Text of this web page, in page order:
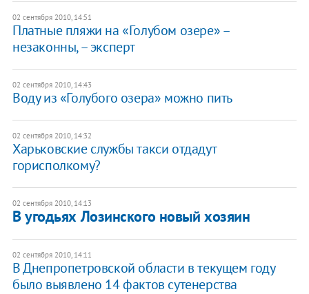
02 сентября 2010, 14:51
Платные пляжи на «Голубом озере» –
незаконны, – эксперт
02 сентября 2010, 14:43
Воду из «Голубого озера» можно пить
02 сентября 2010, 14:32
Харьковские службы такси отдадут
горисполкому?
02 сентября 2010, 14:13
В угодьях Лозинского новый хозяин
02 сентября 2010, 14:11
В Днепропетровской области в текущем году
было выявлено 14 фактов сутенерства